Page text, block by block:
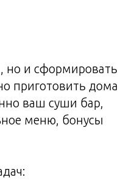
но и сформировать
приготовить дома
ваш суши бар,
меню, бонусы